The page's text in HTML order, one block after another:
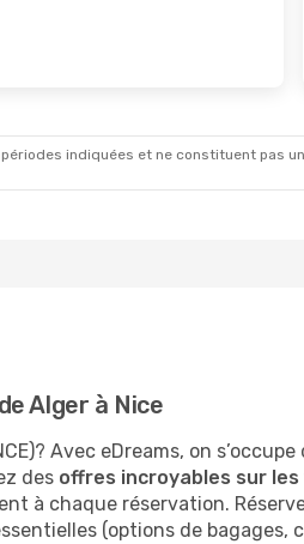
indiquées et ne constituent pas
Alger à Nice
Avec eDreams, on
des offres incroyables sur les
à chaque réservation.
(options de bagages,